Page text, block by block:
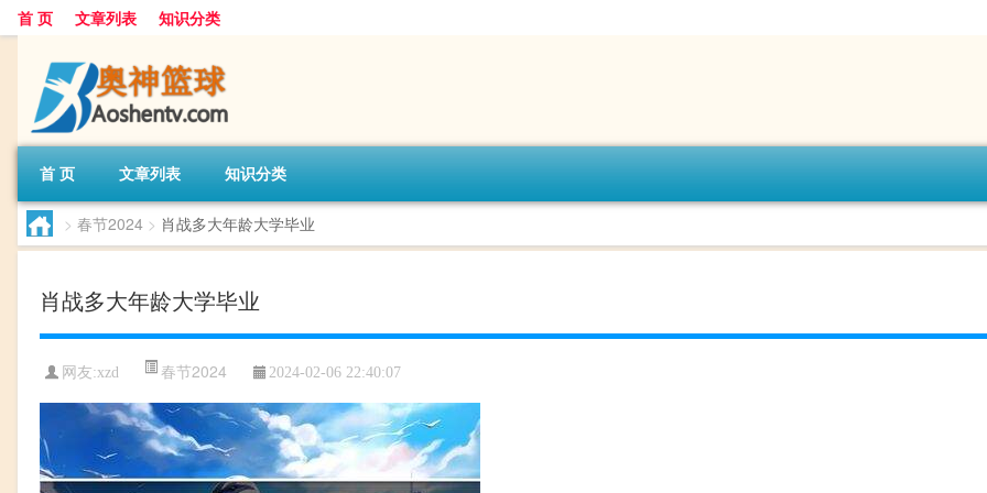
首 页 文章列表 知识分类
首 页 文章列表 知识分类
> 春节2024 > 肖战多大年龄大学毕业
肖战多大年龄大学毕业
网友:xzd 春节2024 2024-02-06 22:40:07